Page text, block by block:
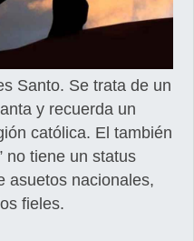
Santo. Se trata de un
y recuerda un
católica. El también
no tiene un status
asuetos nacionales,
fieles.